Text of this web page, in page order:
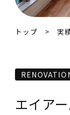
トップ 実
エイア
事務所